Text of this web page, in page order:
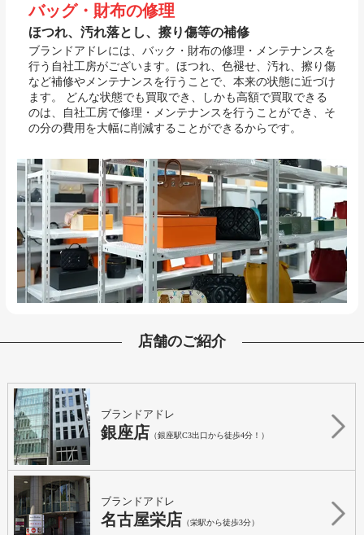
バッグ・財布の修理
ほつれ、汚れ落とし、擦り傷等の補修
ブランドアドレには、バック・財布の修理・メンテナンスを
行う自社工房がございます。ほつれ、色褪せ、汚れ、擦り傷
など補修やメンテナンスを行うことで、本来の状態に近づけ
ます。 どんな状態でも買取でき、しかも高額で買取できる
のは、自社工房で修理・メンテナンスを行うことができ、そ
の分の費用を大幅に削減することができるからです。
店舗のご紹介
ブランドアドレ
銀座店 （銀座駅C3出口から徒歩4分！）
ブランドアドレ
名古屋栄店 （栄駅から徒歩3分）